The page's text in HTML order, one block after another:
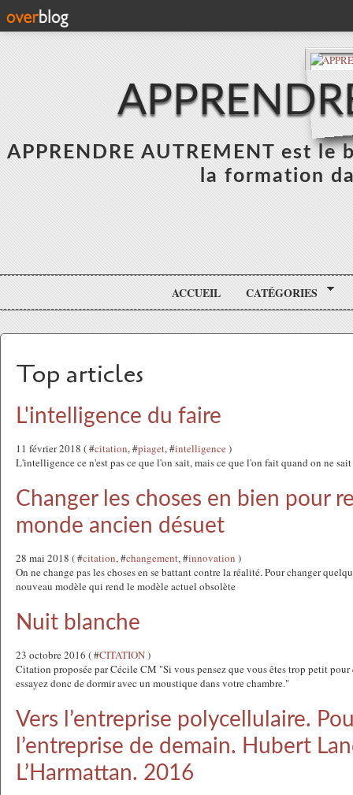
APPRENDRE AUTREMENT est
la formation
ACCUEIL CATÉGORIES
Top articles
L'intelligence du faire
11 février 2018 ( #citation, #piaget, #intelligence)
L'intelligence ce n'est pas ce que l'on sait, mais ce que l'on fait quand on ne sait
Changer les choses en bien pour
monde ancien désuet
28 mai 2018 ( #citation, #changement, #innovation )
On ne change pas les choses en se battant contre la réalité. Pour changer
nouveau modèle qui rend le modèle actuel obsolète
Nuit blanche
23 octobre 2016 ( #CITATION)
Citation proposée par Cécile CM "Si vous pensez que vous êtes trop petit
essayez donc de dormir avec un moustique dans votre chambre."
Vers l’entreprise polycellulaire.
l’entreprise de demain. Hubert
L’Harmattan. 2016